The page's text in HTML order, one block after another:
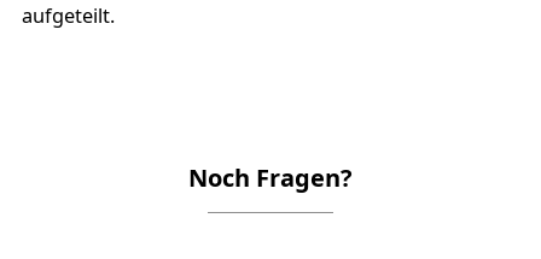
aufgeteilt.
Noch Fragen?